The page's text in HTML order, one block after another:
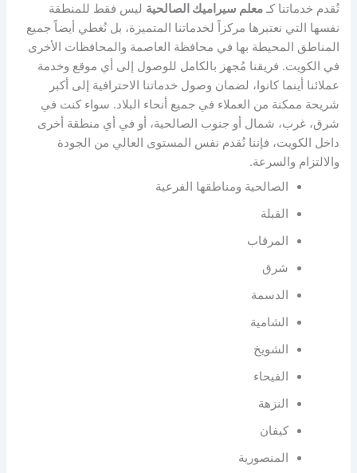
نُقدم خدماتنا كـمعلم سيراميك الصالحية ليس فقط للمنطقة
نفسها التي نعتبرها مركزاً لخدماتنا المتميزة، بل نُغطي أيضاً جميع
المناطق المحيطة بها في محافظة العاصمة والمحافظات الأخرى
في الكويت. فريقنا مُجهز بالكامل للوصول إلى أي موقع وخدمة
عملائنا أينما كانوا، لضمان وصول خدماتنا الاحترافية إلى أكبر
شريحة ممكنة من العملاء في جميع أنحاء البلاد. سواء كنت في
شرق، غرب، شمال أو جنوب الصالحية، أو في أي منطقة أخرى
داخل الكويت، فإننا نُقدم نفس المستوى العالي من الجودة
والالتزام والسرعة.
الصالحية ومناطقها الفرعية
القبلة
المرقاب
شرق
الدسمة
الشامية
الشويخ
الفيحاء
النزهة
كيفان
المنصورية